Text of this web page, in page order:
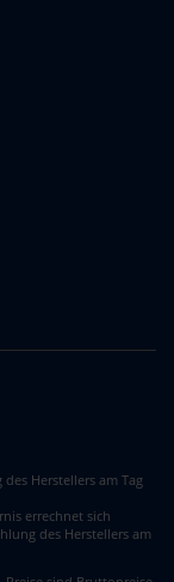
Herstellers am Tag
errechnet sich
des Herstellers am